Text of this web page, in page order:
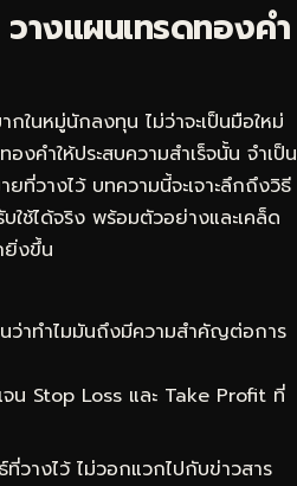
างแผนเทรดทองคำ
ในหมู่นักลงทุน ไม่ว่าจะเป็นมือใหม่
งคำให้ประสบความสำเร็จนั้น จำเป็น
ที่วางไว้ บทความนี้จะเจาะลึกถึงวิธี
ช้ได้จริง พร้อมตัวอย่างและเคล็ด
ยิ่งขึ้น
นว่าทำไมมันถึงมีความสำคัญต่อการ
น Stop Loss และ Take Profit ที่
วางไว้ ไม่วอกแวกไปกับข่าวสาร